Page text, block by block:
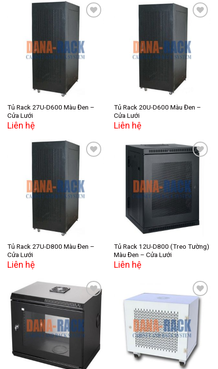
Add to
wishlist
Tủ Rack 27U-D600 Màu Đen –
Cửa Lưới
Liên hệ
Add to
wishlist
Tủ Rack 20U-D600 Màu Đen –
Cửa Lưới
Liên hệ
Add to
wishlist
Tủ Rack 27U-D800 Màu Đen –
Cửa Lưới
Liên hệ
Add to
wishlist
Tủ Rack 12U-D800 (Treo Tường)
Màu Đen – Cửa Lưới
Liên hệ
Add to
wishlist
Add to
wishlist